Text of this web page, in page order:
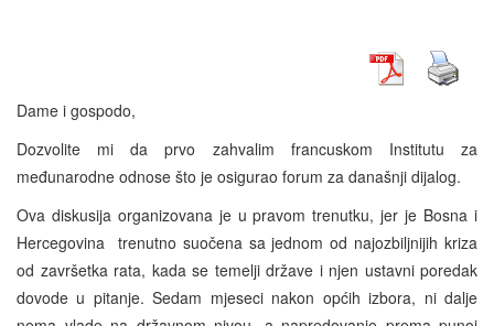
Dame i gospodo,
Dozvolite mi da prvo zahvalim francuskom Institutu za
međunarodne odnose što je osigurao forum za današnji dijalog.
Ova diskusija organizovana je u pravom trenutku, jer je Bosna i
Hercegovina trenutno suočena sa jednom od najozbiljnijih kriza
od završetka rata, kada se temelji države i njen ustavni poredak
dovode u pitanje. Sedam mjeseci nakon općih izbora, ni dalje